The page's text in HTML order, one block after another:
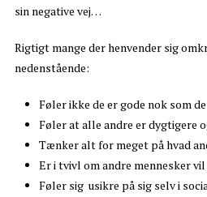
sin negative vej…
Rigtigt mange der henvender sig
nedenstående:
Føler ikke de er gode nok som
Føler at alle andre er dygtigere
Tænker alt for meget på hvad
Er i tvivl om andre mennesker
Føler sig usikre på sig selv i